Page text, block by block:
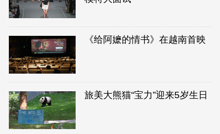
《给阿嬷的情书》在越南首映
旅美大熊猫“宝力”迎来5岁生日